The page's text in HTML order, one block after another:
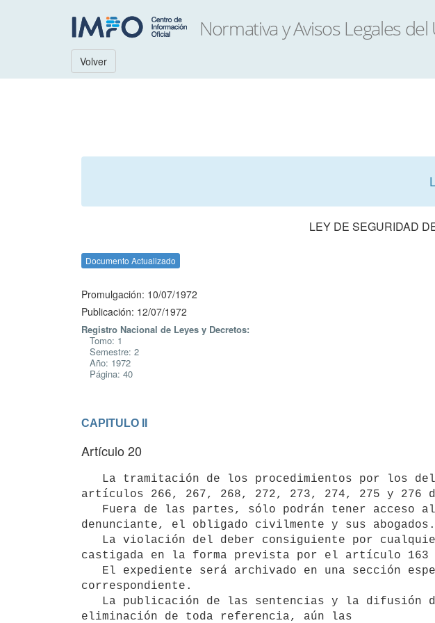
Volver
LEY DE SEGURIDAD
Documento Actualizado
Promulgación: 10/07/1972
Publicación: 12/07/1972
Registro Nacional de Leyes y Decretos:
Tomo: 1
Semestre: 2
Año: 1972
Página: 40
CAPITULO II
Artículo 20
artículos 266, 267, 268, 272, 273, 274, 275 y 276
denunciante, el obligado civilmente y sus abogados.
castigada en la forma prevista por el artículo 163
correspondiente.
eliminación de toda referencia, aún las